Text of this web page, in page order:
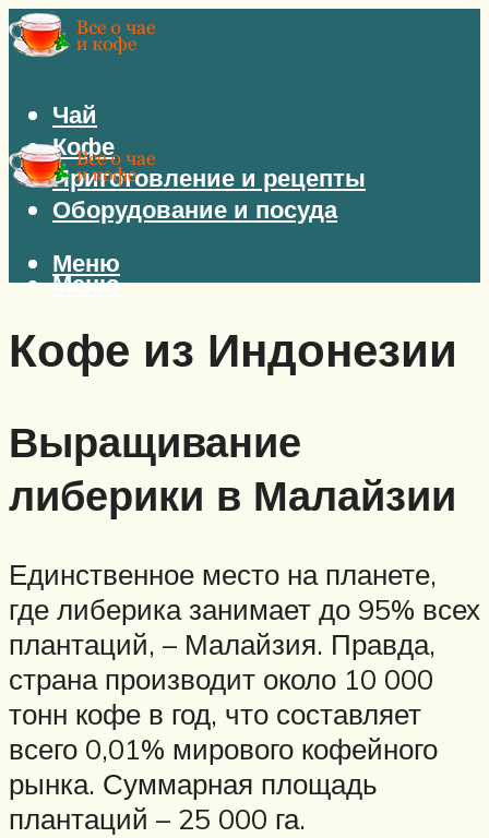
Чай
Кофе
Приготовление и рецепты
Оборудование и посуда
Меню
Меню
Кофе из Индонезии
Выращивание
либерики в Малайзии
Единственное место на планете,
где либерика занимает до 95% всех
плантаций, – Малайзия. Правда,
страна производит около 10 000
тонн кофе в год, что составляет
всего 0,01% мирового кофейного
рынка. Суммарная площадь
плантаций – 25 000 га.